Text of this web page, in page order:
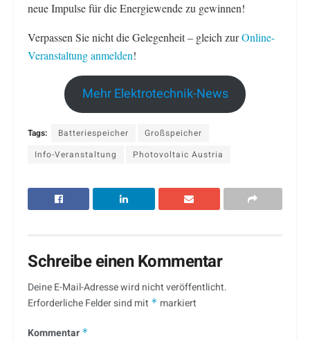
neue Impulse für die Energiewende zu gewinnen!
Verpassen Sie nicht die Gelegenheit – gleich zurOnline-
Veranstaltung anmelden!
Mehr Elektrotechnik-News
Tags: Batteriespeicher
Großspeicher
Info-Veranstaltung
Photovoltaic Austria
Schreibe einen Kommentar
Deine E-Mail-Adresse wird nicht veröffentlicht.
Erforderliche Felder sind mit * markiert
Kommentar *